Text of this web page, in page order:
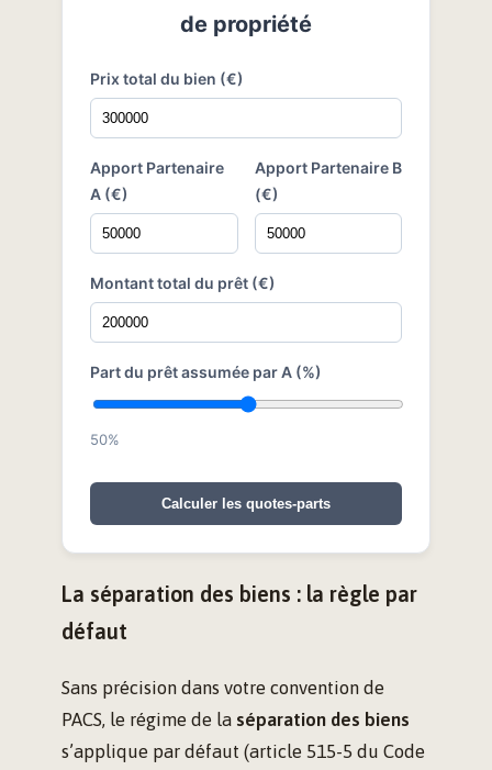
de propriété
Prix total du bien (€)
Apport Partenaire
A (€)
Apport Partenaire B
(€)
Montant total du prêt (€)
Part du prêt assumée par A (%)
50%
Calculer les quotes-parts
La séparation des biens : la règle par
défaut
Sans précision dans votre convention de
PACS, le régime de la séparation des biens
s’applique par défaut (article 515-5 du Code